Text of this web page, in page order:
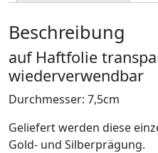
Beschreibung
auf Haftfolie
wiederverwendbar
Durchmesser: 7,5cm
Geliefert werden diese
Gold- und Silberprägung.